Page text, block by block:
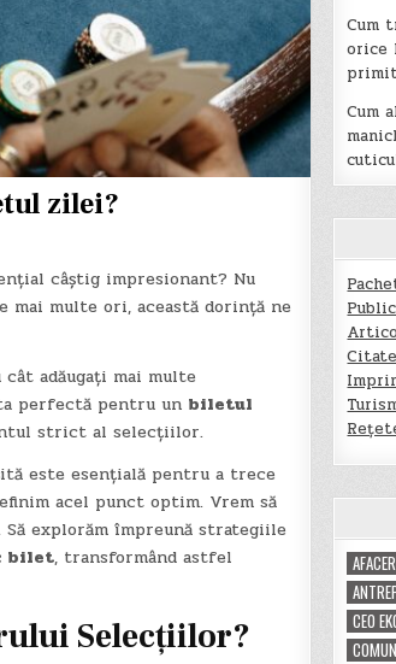
zilei?
câștig impresionant? Nu
mai multe ori, această dorință ne
adăugați mai multe
perfectă pentru un biletul
strict al selecțiilor.
este esențială pentru a trece
acel punct optim. Vrem să
explorăm împreună strategiile
bilet, transformând astfel
Selecțiilor?
Cum
orice
Cum
CEO